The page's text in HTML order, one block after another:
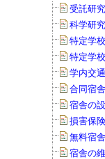
受託研
科学研
特定学
特定学
学内交
合同宿
宿舎の
損害保
無料宿
宿舎の